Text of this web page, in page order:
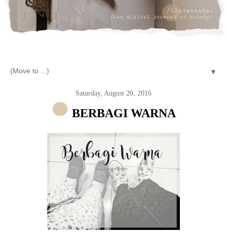
▼
Saturday, August 20, 2016
BERBAGI WARNA